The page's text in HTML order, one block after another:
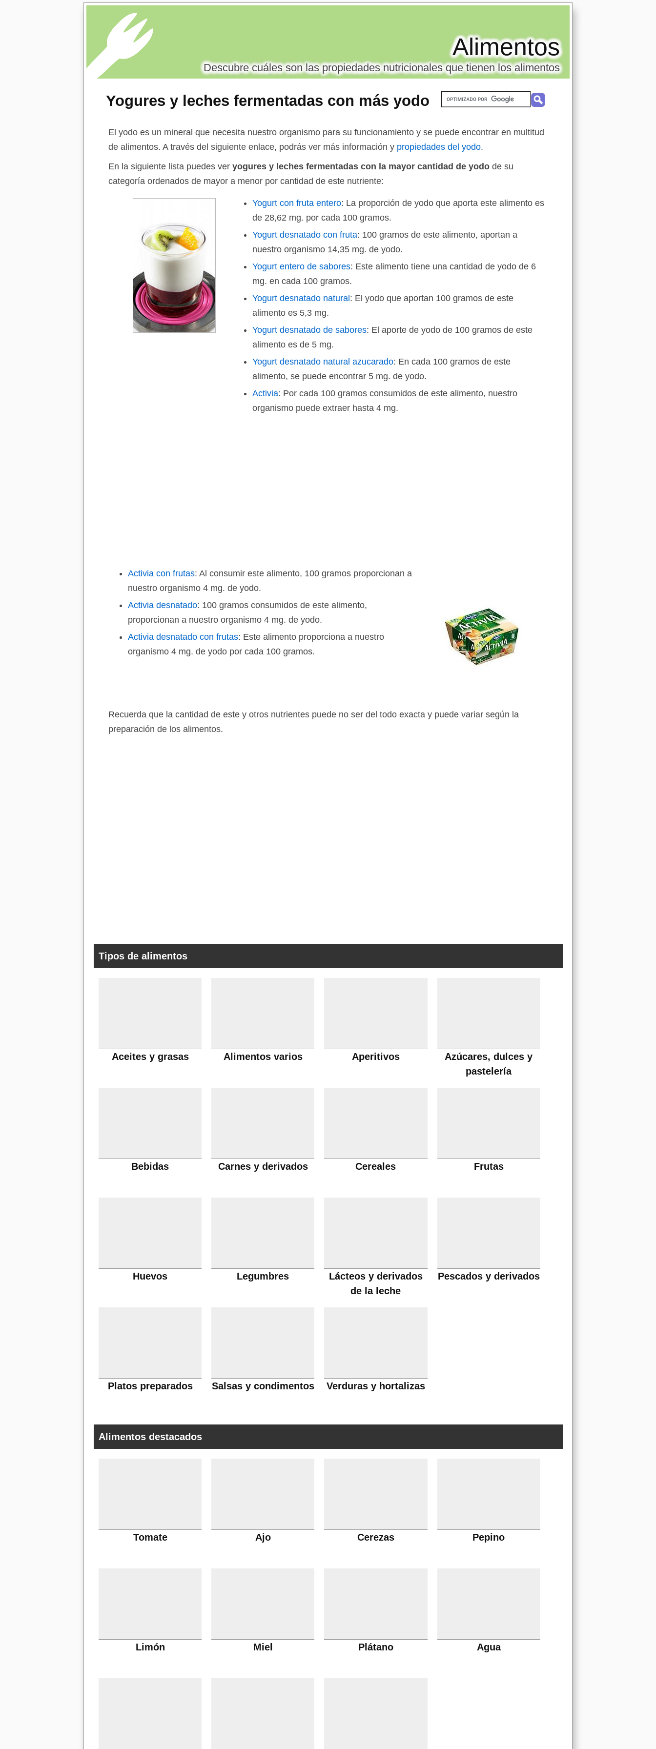
Yogures y leches fermentadas con más yodo
Alimentos
Descubre cuáles son las propiedades nutricionales que tienen los alimentos
El yodo es un mineral que necesita nuestro organismo para su funcionamiento y se puede encontrar en multitud
de alimentos. A través del siguiente enlace, podrás ver más información y propiedades del yodo.
En la siguiente lista puedes ver yogures y leches fermentadas con la mayor cantidad de yodo de su
categoría ordenados de mayor a menor por cantidad de este nutriente:
Yogurt con fruta entero: La proporción de yodo que aporta este alimento es
de 28,62 mg. por cada 100 gramos.
Yogurt desnatado con fruta: 100 gramos de este alimento, aportan a
nuestro organismo 14,35 mg. de yodo.
Yogurt entero de sabores: Este alimento tiene una cantidad de yodo de 6
mg. en cada 100 gramos.
Yogurt desnatado natural : El yodo que aportan 100 gramos de este
alimento es 5,3 mg.
Yogurt desnatado de sabores: El aporte de yodo de 100 gramos de este
alimento es de 5 mg.
Yogurt desnatado natural azucarado: En cada 100 gramos de este
alimento, se puede encontrar 5 mg. de yodo.
Activia: Por cada 100 gramos consumidos de este alimento, nuestro
organismo puede extraer hasta 4 mg.
Activia con frutas: Al consumir este alimento, 100 gramos proporcionan a
nuestro organismo 4 mg. de yodo.
Activia desnatado: 100 gramos consumidos de este alimento,
proporcionan a nuestro organismo 4 mg. de yodo.
Activia desnatado con frutas: Este alimento proporciona a nuestro
organismo 4 mg. de yodo por cada 100 gramos.
Recuerda que la cantidad de este y otros nutrientes puede no ser del todo exacta y puede variar según la
preparación de los alimentos.
Tipos de alimentos
Aceites y grasas Alimentos varios Aperitivos
Azúcares, dulces y
pastelería
Bebidas Carnes y derivados Cereales Frutas
Huevos Legumbres
Lácteos y derivados
de la leche
Pescados y derivados
Platos preparados Salsas y condimentos Verduras y hortalizas
Alimentos destacados
Tomate Ajo Cerezas Pepino
Limón Miel Plátano Agua